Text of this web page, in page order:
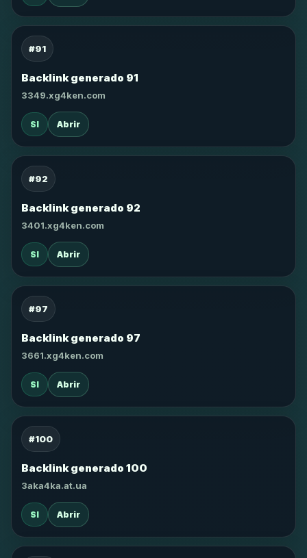
#91
Backlink generado 91
3349.xg4ken.com
SI Abrir
#92
Backlink generado 92
3401.xg4ken.com
SI Abrir
#97
Backlink generado 97
3661.xg4ken.com
SI Abrir
#100
Backlink generado 100
3aka4ka.at.ua
SI Abrir